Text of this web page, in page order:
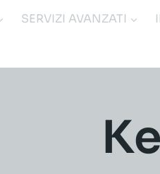
SERVIZI AVANZATI